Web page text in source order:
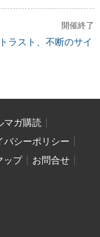
開催終了
ラスト、不断のサイ
マガ購読
バシーポリシー
ップ
お問合せ